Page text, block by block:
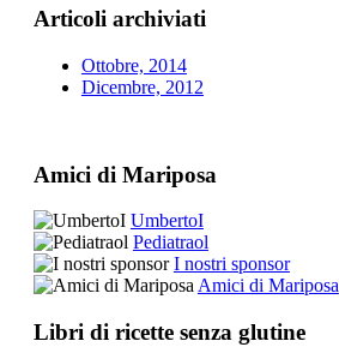
Articoli archiviati
Ottobre, 2014
Dicembre, 2012
Amici di Mariposa
UmbertoI
Pediatraol
I nostri sponsor
Amici di Mariposa
Libri di ricette senza glutine